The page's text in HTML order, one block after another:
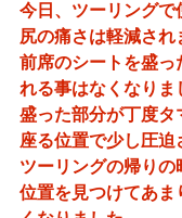
今日、ツーリング
尻の痛さは軽減され
前席のシートを盛
れる事はなくなりま
盛った部分が丁度タ
座る位置で少し圧
ツーリングの帰り
位置を見つけてあ